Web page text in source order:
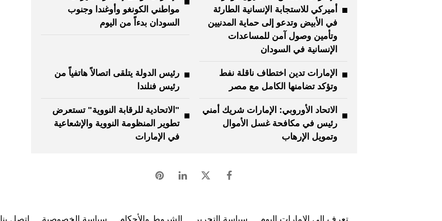
أميركي للاستجابة الإنسانية الطارئة
في الأبيض وتدعو إلى حماية المدنيين
وتأمين وصول آمن للمساعدات
الإنسانية في السودان
مواطني الكونغو وأوغندا وجنوب
السودان بدءاً من اليوم
الإمارات تدين اختطاف ناقلة نفط
وتؤكد تضامنها الكامل مع مصر
رئيس الدولة يتلقى اتصالاً هاتفياً من
رئيس فنلندا
الاتحاد الأوروبي: الإمارات شريك أمني
رئيس في مكافحة غسل الأموال
وتمويل الإرهاب
"الاتحادية للرقابة النووية" تستعرض
تطوير المنظومة النووية والإشعاعية
في الإمارات